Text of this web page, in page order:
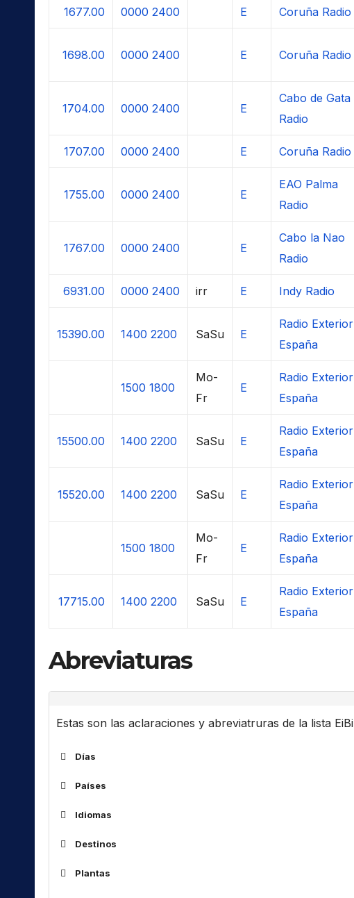
1677.00 0000 2400 E Coruña Radio
1698.00 0000 2400 E Coruña Radio
1704.00 0000 2400 E
Cabo de Gata
Radio
1707.00 0000 2400 E Coruña Radio
1755.00 0000 2400 E
EAO Palma
Radio
1767.00 0000 2400 E
Cabo la Nao
Radio
6931.00 0000 2400 irr E Indy Radio
15390.00 1400 2200 SaSu E
Radio Exterior
España
1500 1800
Mo-
Fr
E
Radio Exterior
España
15500.00 1400 2200 SaSu E
Radio Exterior
España
15520.00 1400 2200 SaSu E
Radio Exterior
España
1500 1800
Mo-
Fr
E
Radio Exterior
España
17715.00 1400 2200 SaSu E
Radio Exterior
España
Abreviaturas
Estas son las aclaraciones y abreviatruras de la lista EiBi
Días
Países
ARS
AUS
Idiomas
Destinos
Af
Plantas